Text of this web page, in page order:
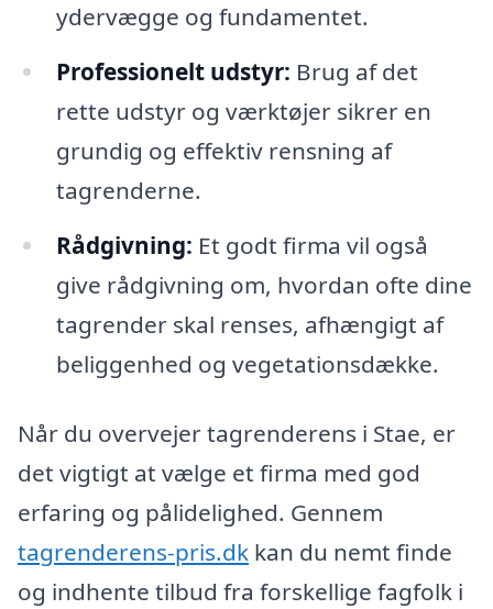
ydervægge og fundamentet.
Professionelt udstyr: Brug af det
rette udstyr og værktøjer sikrer en
grundig og effektiv rensning af
tagrenderne.
Rådgivning: Et godt firma vil også
give rådgivning om, hvordan ofte dine
tagrender skal renses, afhængigt af
beliggenhed og vegetationsdække.
Når du overvejer tagrenderens i Stae, er
det vigtigt at vælge et firma med god
erfaring og pålidelighed. Gennem
tagrenderens-pris.dk kan du nemt finde
og indhente tilbud fra forskellige fagfolk i